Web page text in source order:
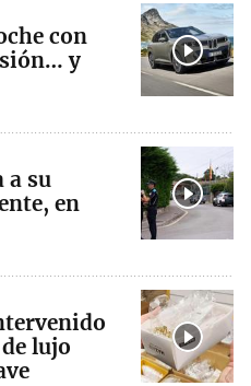
con
y
a su
en
lujo